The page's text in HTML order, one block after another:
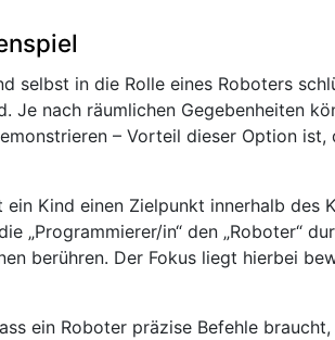
selbst in die Rolle eines Roboters
nach räumlichen Gegebenheiten
– Vorteil dieser Option ist,
Kind einen Zielpunkt innerhalb des
„Programmierer/in“ den „Roboter“
berühren. Der Fokus liegt hierbei
ein Roboter präzise Befehle